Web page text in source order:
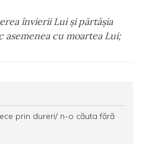
învierii Lui şi părtăşia
asemenea cu moartea Lui;
prin dureri/ n-o căuta fără